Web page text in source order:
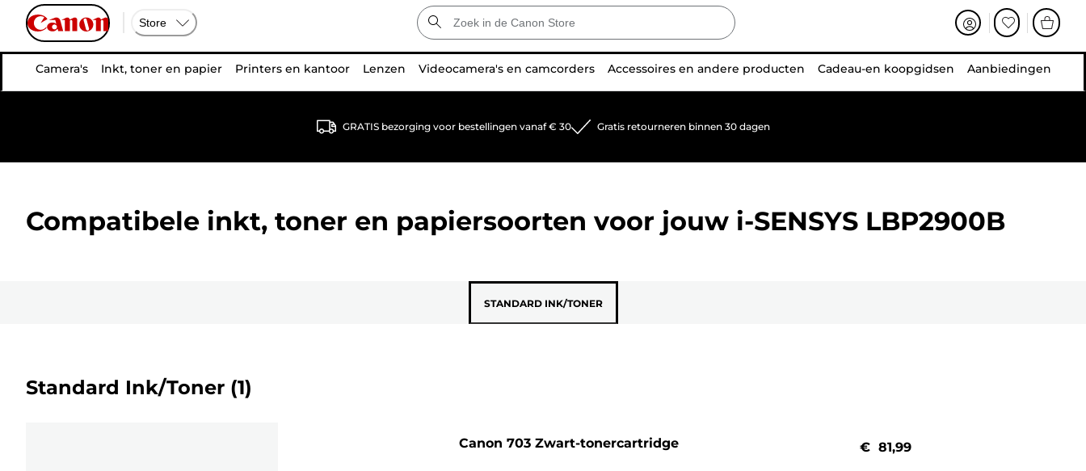
Store
Camera's Inkt, toner en papier Printers en kantoor Lenzen Videocamera's en camcorders Accessoires en andere producten Cadeau-en koopgidsen Aanbiedingen
GRATIS bezorging voor bestellingen vanaf € 30 Gratis retourneren binnen 30 dagen
Compatibele inkt, toner en papiersoorten voor jouw i-SENSYS LBP2900B
STANDARD INK/TONER
Standard Ink/Toner (1)
Canon 703 Zwart-tonercartridge € 81,99